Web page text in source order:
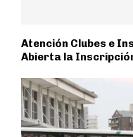
Atención Clubes e
Abierta la Inscripción